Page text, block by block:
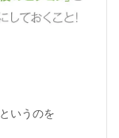
いうのを